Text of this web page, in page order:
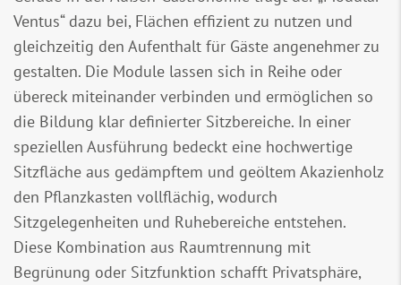
Ventus“ dazu bei, Flächen effizient zu nutzen und
gleichzeitig den Aufenthalt für Gäste angenehmer zu
gestalten. Die Module lassen sich in Reihe oder
übereck miteinander verbinden und ermöglichen so
die Bildung klar definierter Sitzbereiche. In einer
speziellen Ausführung bedeckt eine hochwertige
Sitzfläche aus gedämpftem und geöltem Akazienholz
den Pflanzkasten vollflächig, wodurch
Sitzgelegenheiten und Ruhebereiche entstehen.
Diese Kombination aus Raumtrennung mit
Begrünung oder Sitzfunktion schafft Privatsphäre,